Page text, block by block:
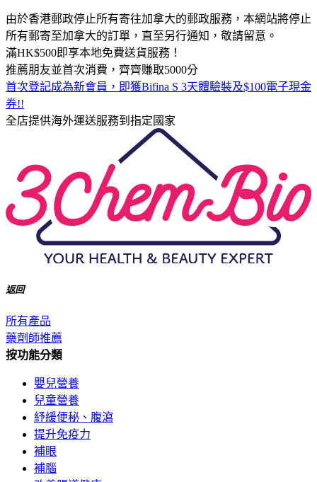
由於香港郵政停止所有寄往加拿大的郵政服務，本網站將停止
所有郵寄至加拿大的訂單，直至另行通知，敬請留意。
滿HK$500即享本地免費送貨服務！
推薦朋友並首次消費，齊齊賺取5000分
首次登記成為新會員，即獲Bifina S 3天體驗裝及$100電子現金
券!!
全店提供海外運送服務到指定國家
返回
所有產品
藥劑師推薦
按功能分類
嬰兒營養
兒童營養
紓緩便秘、腹瀉
提升免疫力
補眼
補腦